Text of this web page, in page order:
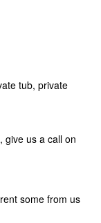
tub, private
give us a call on
some from us